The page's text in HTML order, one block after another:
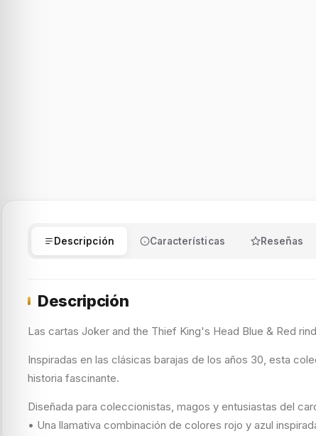
Descripción Características Reseñas
Descripción
Las cartas Joker and the Thief King's Head Blue & Red
Inspiradas en las clásicas barajas de los años 30, esta
historia fascinante.
Diseñada para coleccionistas, magos y entusiastas del
• Una llamativa combinación de colores rojo y azul